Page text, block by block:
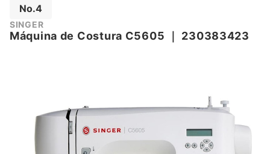
No.4
SINGER
Máquina de Costura C5605 230383423